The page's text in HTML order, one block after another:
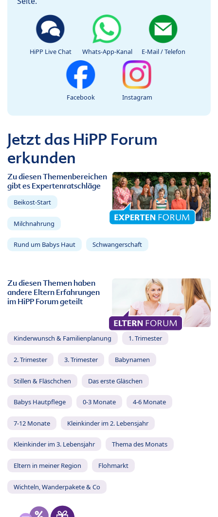
HiPP Live Chat Whats-App-Kanal E-Mail / Telefon
Facebook Instagram
Jetzt das HiPP Forum
erkunden
Zu diesen Themenbereichen
gibt es Expertenratschläge
Beikost-Start
Milchnahrung
Rund um Babys Haut Schwangerschaft
Zu diesen Themen haben
andere Eltern Erfahrungen
im HiPP Forum geteilt
Kinderwunsch & Familienplanung 1. Trimester
2. Trimester 3. Trimester Babynamen
Stillen & Fläschchen Das erste Gläschen
Babys Hautpflege 0-3 Monate 4-6 Monate
7-12 Monate Kleinkinder im 2. Lebensjahr
Kleinkinder im 3. Lebensjahr Thema des Monats
Eltern in meiner Region Flohmarkt
Wichteln, Wanderpakete & Co